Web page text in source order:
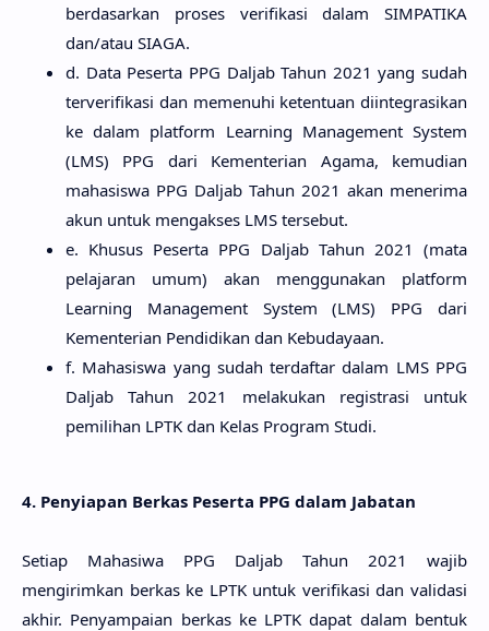
berdasarkan proses verifikasi dalam SIMPATIKA
dan/atau SIAGA.
d. Data Peserta PPG Daljab Tahun 2021 yang sudah
terverifikasi dan memenuhi ketentuan diintegrasikan
ke dalam platform Learning Management System
(LMS) PPG dari Kementerian Agama, kemudian
mahasiswa PPG Daljab Tahun 2021 akan menerima
akun untuk mengakses LMS tersebut.
e. Khusus Peserta PPG Daljab Tahun 2021 (mata
pelajaran umum) akan menggunakan platform
Learning Management System (LMS) PPG dari
Kementerian Pendidikan dan Kebudayaan.
f. Mahasiswa yang sudah terdaftar dalam LMS PPG
Daljab Tahun 2021 melakukan registrasi untuk
pemilihan LPTK dan Kelas Program Studi.
4. Penyiapan Berkas Peserta PPG dalam Jabatan
Setiap Mahasiwa PPG Daljab Tahun 2021 wajib
mengirimkan berkas ke LPTK untuk verifikasi dan validasi
akhir. Penyampaian berkas ke LPTK dapat dalam bentuk